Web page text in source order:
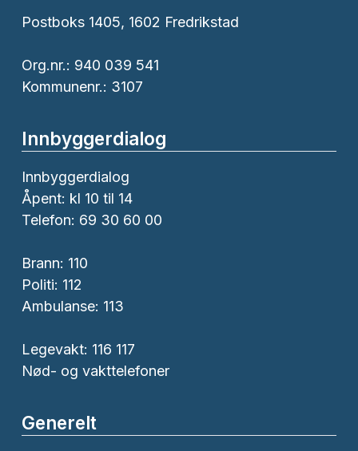
Postboks 1405, 1602 Fredrikstad
Org.nr.: 940 039 541
Kommunenr.: 3107
Innbyggerdialog
Innbyggerdialog
Åpent: kl 10 til 14
Telefon: 69 30 60 00
Brann: 110
Politi: 112
Ambulanse: 113
Legevakt: 116 117
Nød- og vakttelefoner
Generelt